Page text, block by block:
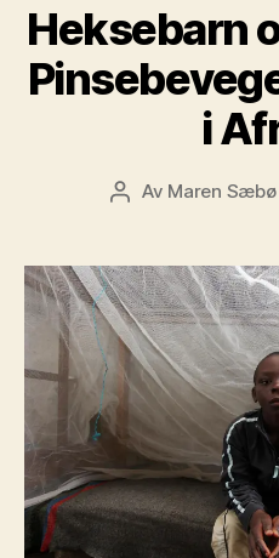
Heksebarn
i
Innleggsforfatter
Av Maren Sæbø